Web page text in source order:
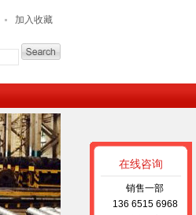
加入收藏
在线咨询
销售一部
136 6515 6968